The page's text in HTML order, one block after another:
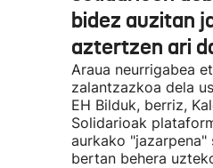
bidez auzitan
aztertzen ari
Araua neurrigabea
zalantzazkoa dela
EH Bilduk, berriz,
Solidarioak
aurkako "jazarpena"
bertan behera